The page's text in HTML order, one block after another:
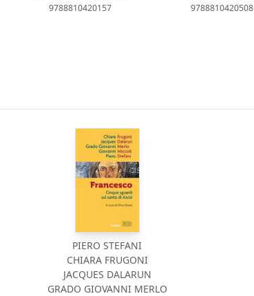
9788810420157 9788810420508
PIERO STEFANI
CHIARA FRUGONI
JACQUES DALARUN
GRADO GIOVANNI MERLO